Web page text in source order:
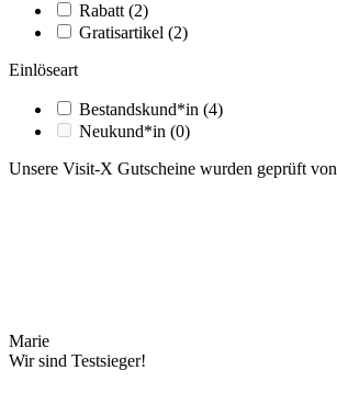
Rabatt (2)
Gratisartikel (2)
Einlöseart
Bestandskund*in (4)
Neukund*in (0)
Unsere Visit-X Gutscheine wurden geprüft von
Marie
Wir sind Testsieger!